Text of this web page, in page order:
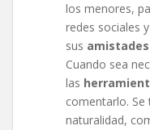
los menores,
redes sociales
sus
Cuando sea
las
comentarlo.
naturalidad,